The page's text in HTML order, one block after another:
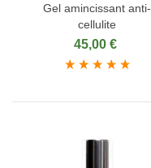
Gel amincissant anti-
cellulite
45,00 €